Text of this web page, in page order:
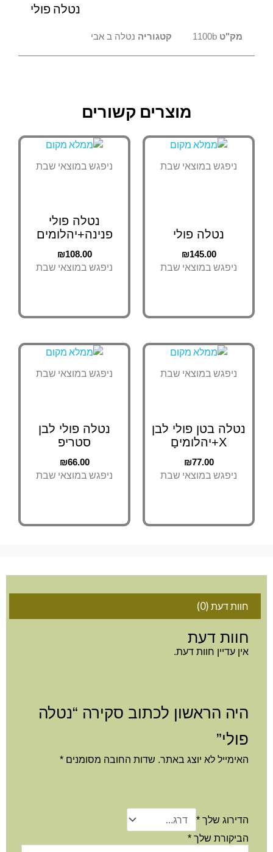
נטלה פולי
מק"ט 1100b קטגוריה נטלה ב אבי
מוצרים קשורים
ניפגש במוצאי שבת
נטלה פולי
₪145.00
ניפגש במוצאי שבת
ניפגש במוצאי שבת
נטלה פולי
פנינה+יהלומים
₪108.00
ניפגש במוצאי שבת
ניפגש במוצאי שבת
נטלה בטן פולי לבן
X+יהלומיםָ
₪77.00
ניפגש במוצאי שבת
ניפגש במוצאי שבת
נטלה פולי לבן
סטריפ
₪66.00
ניפגש במוצאי שבת
חוות דעת (0)
חוות דעת
אין עדיין חוות דעת.
היה הראשון לכתוב סקירה “נטלה
פולי”
האימייל לא יוצג באתר. שדות החובה מסומנים *
הדירוג שלך *
הביקורת שלך *